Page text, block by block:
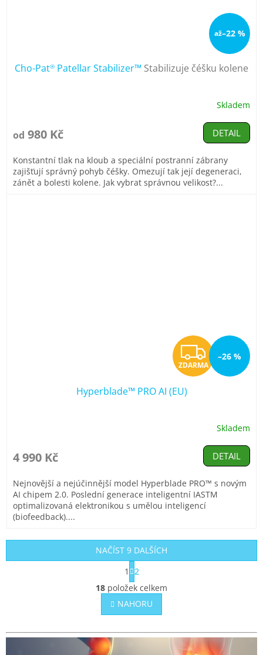
až–22 %
Cho-Pat® Patellar Stabilizer™ Stabilizuje čéšku kolene
produktu
je
z
5
hvězdiček.
Skladem
od 980 Kč DETAIL
Konstantní tlak na kloub a speciální postranní zábrany
zajišťují správný pohyb čéšky. Omezují tak její degeneraci,
zánět a bolesti kolene. Jak vybrat správnou velikost?...
Z
D
R
M
A
ZDARMA
–26 %
Hyperblade™ PRO AI (EU)
produktu
je
z
5
hvězdiček.
Skladem
4 990 Kč DETAIL
Nejnovější a nejúčinnější model Hyperblade PRO™ s novým
AI chipem 2.0. Poslední generace inteligentní IASTM
optimalizovaná elektronikou s umělou inteligencí
(biofeedback)....
O
v
l
á
a
NAČÍST 9 DALŠÍCH
S
t
r
á
n
k
v
1
2
18 položek celkem
NAHORU